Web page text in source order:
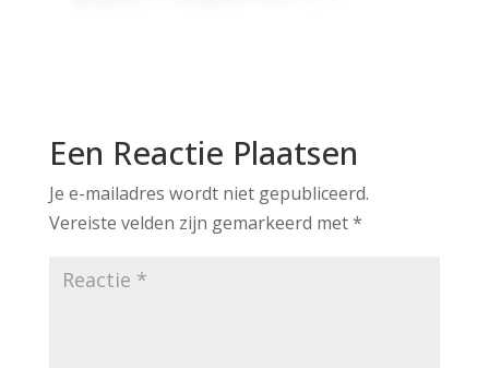
Een Reactie Plaatsen
Je e-mailadres wordt niet gepubliceerd.
Vereiste velden zijn gemarkeerd met*